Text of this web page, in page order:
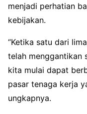
menjadi perhatian
kebijakan.
“Ketika satu dari
telah menggantikan
kita mulai dapat
pasar tenaga kerja
ungkapnya.